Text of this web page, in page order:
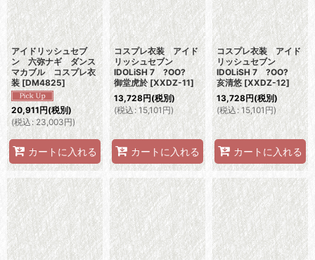
絞り込む
アイドリッシュセブ
ン 六弥ナギ ダンス
マカブル コスプレ衣
装 [DM4825]
20,911円(税別)
(税込: 23,003円)
カートに入れる
コスプレ衣装 アイド
リッシュセブン
IDOLiSH 7 ?OO?
御堂虎於 [XXDZ-11]
13,728円(税別)
(税込: 15,101円)
カートに入れる
コスプレ衣装 アイド
リッシュセブン
IDOLiSH 7 ?OO?
亥清悠 [XXDZ-12]
13,728円(税別)
(税込: 15,101円)
カートに入れる